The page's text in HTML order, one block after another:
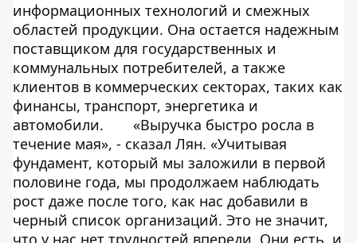
информационных технологий и смежных
областей продукции. Она остается надежным
поставщиком для государственных и
коммунальных потребителей, а также
клиентов в коммерческих секторах, таких как
финансы, транспорт, энергетика и
автомобили.
«Выручка быстро росла в
течение мая», - сказал Лян. «Учитывая
фундамент, который мы заложили в первой
половине года, мы продолжаем наблюдать
рост даже после того, как нас добавили в
черный список организаций. Это не значит,
что у нас нет трудностей впереди. Они есть, и